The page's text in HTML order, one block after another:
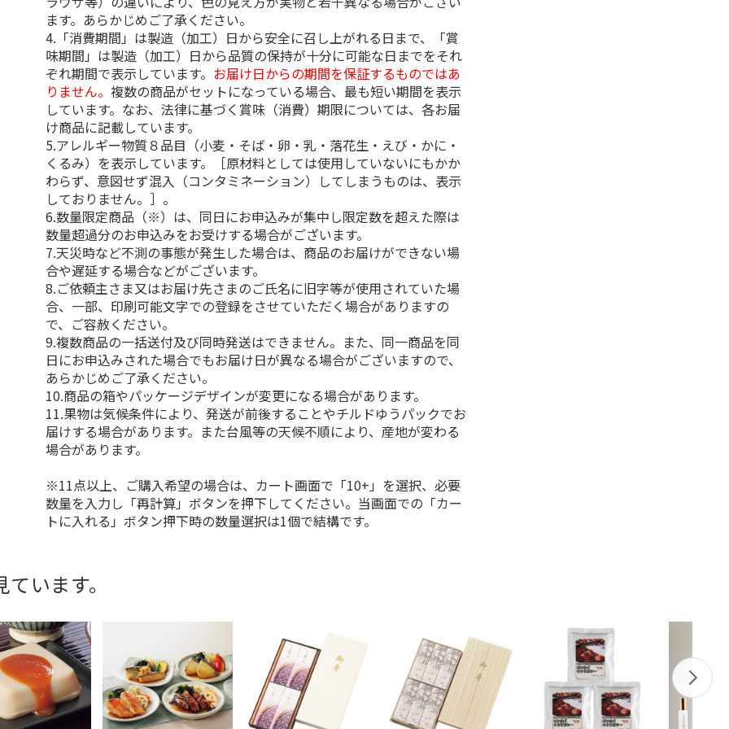
ます。あらかじめご了承ください。
4.「消費期間」は製造（加工）日から安全に召し上がれる日まで、「賞
味期間」は製造（加工）日から品質の保持が十分に可能な日までをそれ
ぞれ期間で表示しています。 お届け日からの期間を保証するものではあ
りません。複数の商品がセットになっている場合、最も短い期間を表示
しています。なお、法律に基づく賞味（消費）期限については、各お届
け商品に記載しています。
5.アレルギー物質８品目（小麦・そば・卵・乳・落花生・えび・かに・
くるみ）を表示しています。［原材料としては使用していないにもかか
わらず、意図せず混入（コンタミネーション）してしまうものは、表示
しておりません。］。
6.数量限定商品（※）は、同日にお申込みが集中し限定数を超えた際は
数量超過分のお申込みをお受けする場合がございます。
7.天災時など不測の事態が発生した場合は、商品のお届けができない場
合や遅延する場合などがございます。
8.ご依頼主さま又はお届け先さまのご氏名に旧字等が使用されていた場
合、一部、印刷可能文字での登録をさせていただく場合がありますの
で、ご容赦ください。
9.複数商品の一括送付及び同時発送はできません。また、同一商品を同
日にお申込みされた場合でもお届け日が異なる場合がございますので、
あらかじめご了承ください。
10.商品の箱やパッケージデザインが変更になる場合があります。
11.果物は気候条件により、発送が前後することやチルドゆうパックでお
届けする場合があります。また台風等の天候不順により、産地が変わる
場合があります。
※11点以上、ご購入希望の場合は、カート画面で「10+」を選択、必要
数量を入力し「再計算」ボタンを押下してください。当画面での「カー
トに入れる」ボタン押下時の数量選択は1個で結構です。
います。